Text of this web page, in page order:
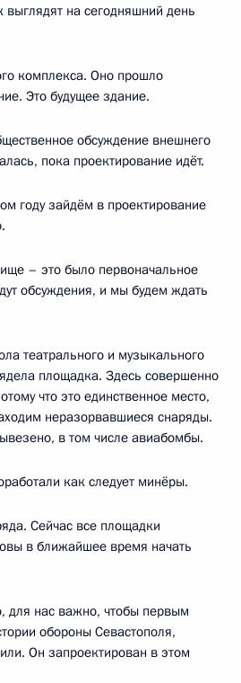
выглядят на сегодняшний день
комплекса. Оно прошло
Это будущее здание.
обсуждение внешнего
пока проектирование идёт.
году зайдём в проектирование
– это было первоначальное
обсуждения, и мы будем ждать
театрального и музыкального
площадка. Здесь совершенно
что это единственное место,
неразорвавшиеся снаряды.
в том числе авиабомбы.
как следует минёры.
Сейчас все площадки
в ближайшее время начать
для нас важно, чтобы первым
обороны Севастополя,
Он запроектирован в этом